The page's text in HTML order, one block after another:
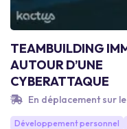
TEAMBUILDING
AUTOUR D’UNE
CYBERATTAQUE
En déplacement sur
Développement personnel